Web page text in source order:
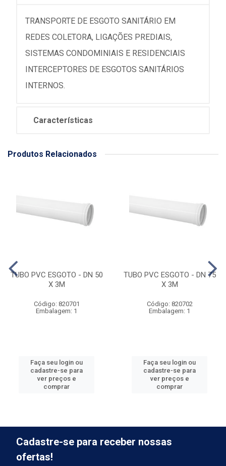
TRANSPORTE DE ESGOTO SANITÁRIO EM
REDES COLETORA, LIGAÇÕES PREDIAIS,
SISTEMAS CONDOMINIAIS E RESIDENCIAIS
INTERCEPTORES DE ESGOTOS SANITÁRIOS
INTERNOS.
Características
Produtos Relacionados
TUBO PVC ESGOTO - DN 50
X 3M
Código: 820701
Embalagem: 1
Faça seu login ou
cadastre-se para
ver preços e
comprar
TUBO PVC ESGOTO - DN 75
X 3M
Código: 820702
Embalagem: 1
Faça seu login ou
cadastre-se para
ver preços e
comprar
Cadastre-se para receber nossas
ofertas!